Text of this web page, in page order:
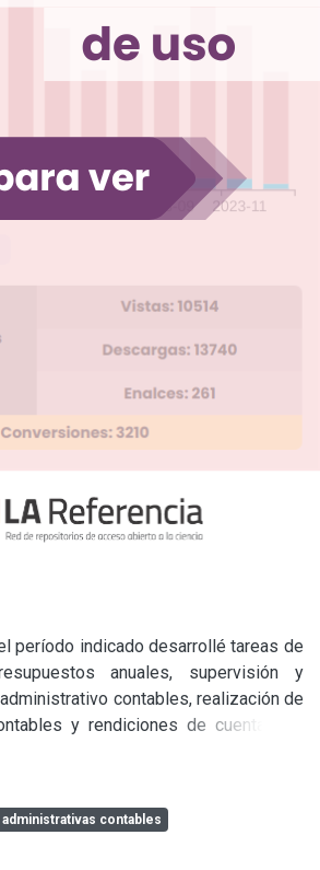
período indicado desarrollé tareas de
anuales, supervisión y
contables, realización de
y rendiciones de cuentas de
- LA.SE.I.SI.C. (atención a
de Investigadores y externos de
contables